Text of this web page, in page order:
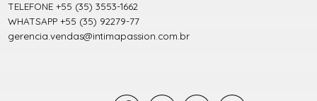
TELEFONE +55 (35) 3553-1662
WHATSAPP +55 (35) 92279-77
gerencia.vendas@intimapassion.com.br